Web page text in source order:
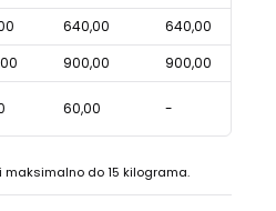
640,00
640,00
900,00
900,00
60,00 -
do 15 kilograma.